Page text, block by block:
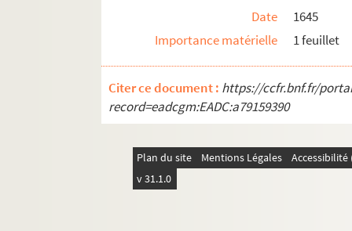
Ms Sael 5052. Mélanges : actes notariés
Ms Sael 5053. Note de W. H. Stohlmen au
Ms Sael 5055. Fragment d'un obituaire de la
Ms Sael 5056. Archives de la Société
Ms Sael 5057. « Liste des volumes
Ms Sael 5058. Commission de publication de
Ms Sael 5059. Allocution de monsieur
Date
1645
Importance matérielle
1 feuillet
Citer ce document : https://ccfr.bnf.fr/
record=eadcgm:EADC:a79159390
Plan du site Mentions Légales
v 31.1.0